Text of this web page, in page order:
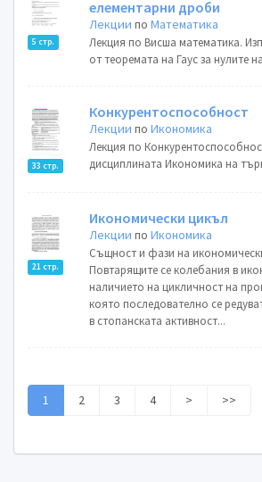
5 стр.
елементарни дроби
Лекции поМатематика
Лекция по Висша математика.
от теоремата на Гаус за нулите
33 стр.
Конкурентоспособност
Лекции поИкономика
Лекция по
дисциплината Икономика на
21 стр.
Икономически цикъл
Лекции поИкономика
Същност и фази на
Повтарящите се колебания в
наличието на цикличност на
която последователно се
в стопанската активност...
1 2 3 4 > >>